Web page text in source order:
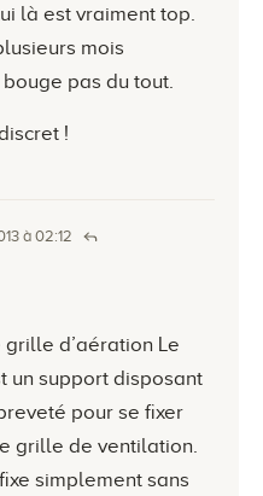
là est vraiment top.
mois
pas du tout.
!
à 02:12
grille d’aération Le
un support disposant
pour se fixer
grille de ventilation.
simplement sans